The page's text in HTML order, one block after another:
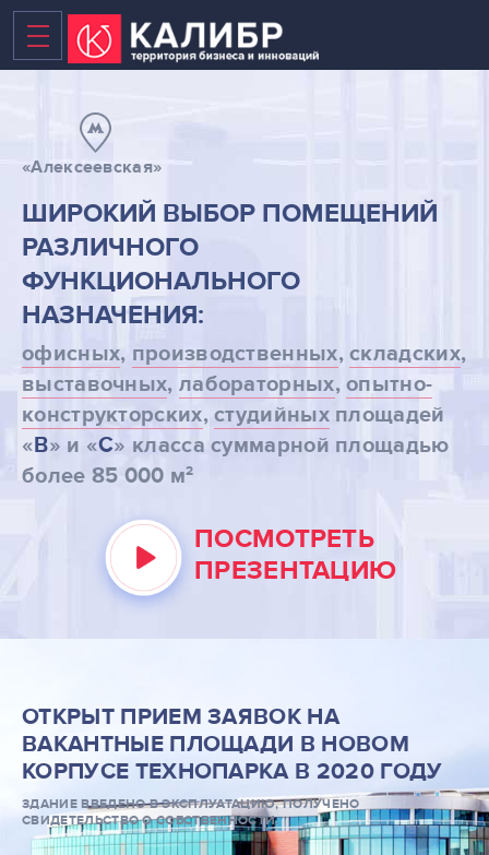
ВАКАНТНЫЕ ПЛОЩАДИ
БИЗНЕС-ЦЕНТР
ТЕХНОПАРК
КОВОРКИНГ
НОВЫЕ ПЛОЩАДИ В 2020
ТЕРРИТОРИЯ
НОВОСТИ
УСЛУГИ РЕЗИДЕНТОВ
О НАС
ПОИСК ПО САЙТУ
ВХОД ДЛЯ РЕЗИДЕНТОВ
«Алексеевская»
ШИРОКИЙ ВЫБОР ПОМЕЩЕНИЙ
РАЗЛИЧНОГО
ФУНКЦИОНАЛЬНОГО
НАЗНАЧЕНИЯ:
офисных, производственных,складских,
выставочных, лабораторных,опытно-
конструкторских,студийныхплощадей
«В» и «С» класса суммарной площадью
более 85 000 м2
ПОСМОТРЕТЬ
ПРЕЗЕНТАЦИЮ
ОТКРЫТ ПРИЕМ ЗАЯВОК НА
ВАКАНТНЫЕ ПЛОЩАДИ В НОВОМ
КОРПУСЕ ТЕХНОПАРКА В 2020 ГОДУ
ЗДАНИЕ ВВЕДЕНО В ЭКСПЛУАТАЦИЮ, ПОЛУЧЕНО
СВИДЕТЕЛЬСТВО О СОБСТВЕННОСТИ.